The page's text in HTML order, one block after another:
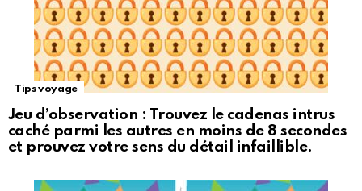
Tips voyage
Jeu d’observation : Trouvez le cadenas intrus
caché parmi les autres en moins de 8 secondes
et prouvez votre sens du détail infaillible.